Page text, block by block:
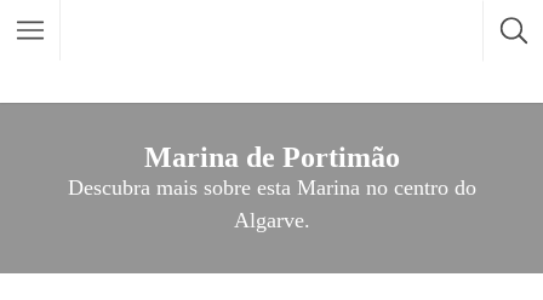
Marina de Portimão
Descubra mais sobre esta Marina no centro do
Algarve.